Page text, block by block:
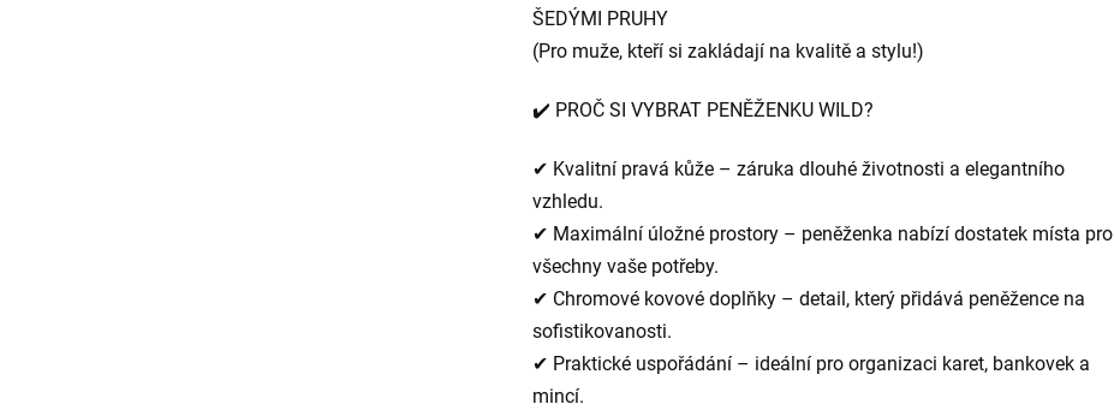
ŠEDÝMI PRUHY
(Pro muže, kteří si zakládají na kvalitě a stylu!)
✔️ PROČ SI VYBRAT PENĚŽENKU WILD?
✔ Kvalitní pravá kůže – záruka dlouhé životnosti a elegantního
vzhledu.
✔ Maximální úložné prostory – peněženka nabízí dostatek místa pro
všechny vaše potřeby.
✔ Chromové kovové doplňky – detail, který přidává peněžence na
sofistikovanosti.
✔ Praktické uspořádání – ideální pro organizaci karet, bankovek a
mincí.